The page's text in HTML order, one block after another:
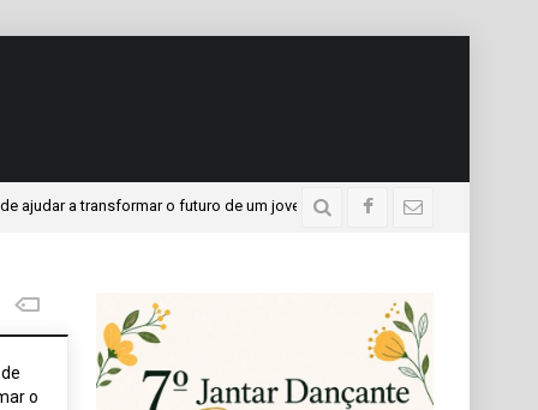
transformar o futuro de um jovem 3 dias atrás APAE presente no
o